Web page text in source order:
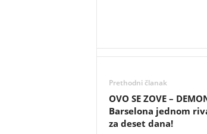
Prethodni članak
OVO SE ZOVE –
Barselona jednom
za deset dana!